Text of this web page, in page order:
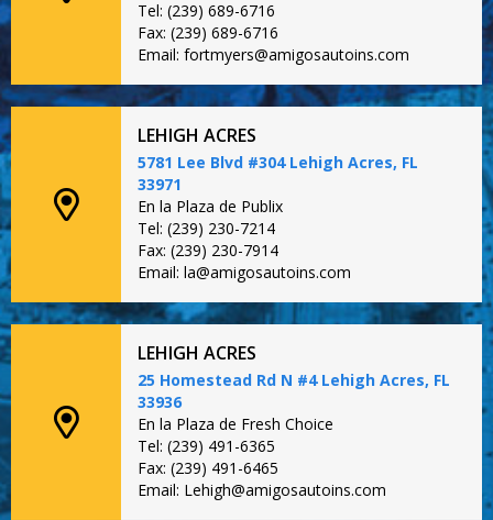
Tel: (239) 689-6716
Fax: (239) 689-6716
Email: fortmyers@amigosautoins.com
LEHIGH ACRES
5781 Lee Blvd #304 Lehigh Acres, FL
33971
En la Plaza de Publix
Tel: (239) 230-7214
Fax: (239) 230-7914
Email: la@amigosautoins.com
LEHIGH ACRES
25 Homestead Rd N #4 Lehigh Acres, FL
33936
En la Plaza de Fresh Choice
Tel: (239) 491-6365
Fax: (239) 491-6465
Email: Lehigh@amigosautoins.com